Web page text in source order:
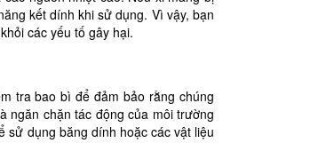
kết dính khi sử dụng. Vì vậy, bạn
các yếu tố gây hại.
tra bao bì để đảm bảo rằng chúng
ngăn chặn tác động của môi trường
sử dụng băng dính hoặc các vật liệu